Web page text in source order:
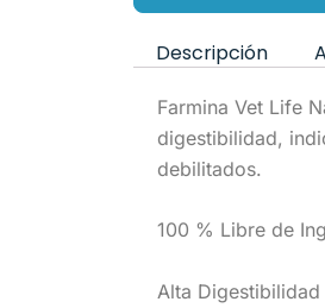
Descripción
Farmina Vet Life
digestibilidad,
debilitados.
100 % Libre de
Alta